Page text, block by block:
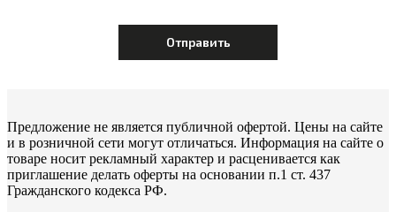
Предложение не является публичной офертой. Цены на сайте
и в розничной сети могут отличаться. Информация на сайте о
товаре носит рекламный характер и расценивается как
приглашение делать оферты на основании п.1 ст. 437
Гражданского кодекса РФ.